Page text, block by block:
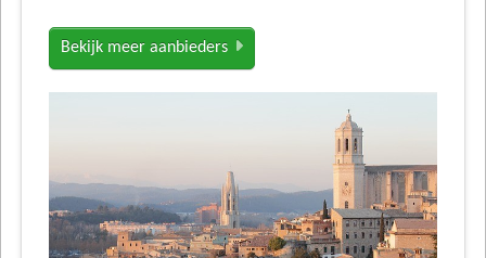
Bekijk meer aanbieders